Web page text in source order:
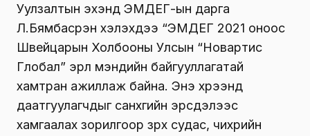
Уулзалтын эхэнд ЭМДЕГ-ын дарга
Л.Бямбасүрэн хэлэхдээ “ЭМДЕГ 2021 оноос
Швейцарын Холбооны Улсын “Новартис
Глобал” эрүүл мэндийн байгууллагатай
хамтран ажиллаж байна. Энэ хүрээнд
даатгуулагчдыг санхүүгийн эрсдэлээс
хамгаалах зорилгоор зүрх судас, чихрийн